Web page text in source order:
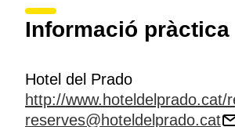
Informació pràctica
Hotel del Prado
http://www.hoteldelprado.cat/
reserves@hoteldelprado.cat